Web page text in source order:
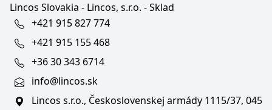
Lincos Slovakia - Lincos, s.r.o. - Sklad
+421 915 827 774
+421 915 155 468
+36 30 343 6714
info@lincos.sk
Lincos s.r.o., Československej armády 1115/37, 045